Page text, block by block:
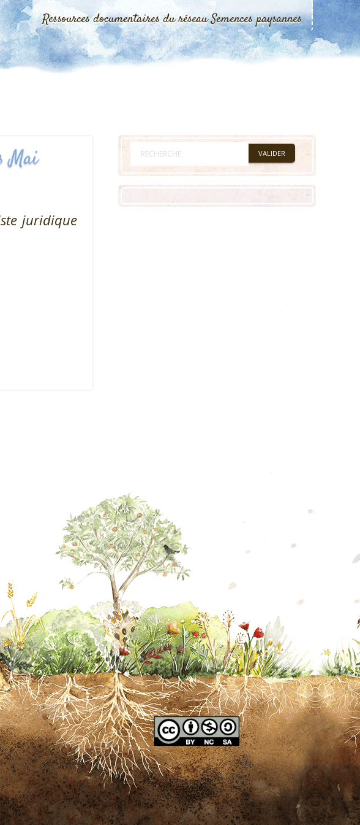
Ressources documentaires du réseau Semences paysannes
Mai
juridique